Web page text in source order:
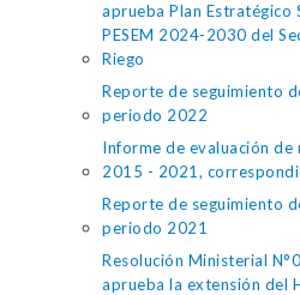
aprueba Plan Estratégico
PESEM 2024-2030 del
Riego
Reporte de seguimiento
periodo 2022
Informe de evaluación de
2015 - 2021,
Reporte de seguimiento
periodo 2021
Resolución Ministerial
aprueba la extensión del